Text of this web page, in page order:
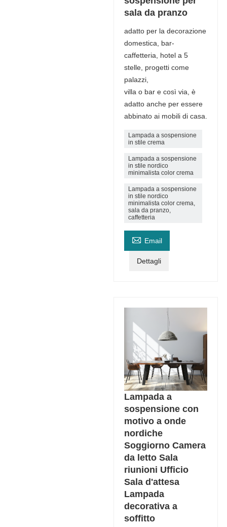
sala da pranzo
adatto per la decorazione
domestica, bar-
caffetteria, hotel a 5
stelle, progetti come
palazzi,
villa o bar e così via, è
adatto anche per essere
abbinato ai mobili di casa.
Lampada a sospensione
in stile crema
Lampada a sospensione
in stile nordico
minimalista color crema
Lampada a sospensione
in stile nordico
minimalista color crema,
sala da pranzo,
caffetteria
 Email
Dettagli
Lampada a
sospensione con
motivo a onde
nordiche
Soggiorno Camera
da letto Sala
riunioni Ufficio
Sala d'attesa
Lampada
decorativa a
soffitto